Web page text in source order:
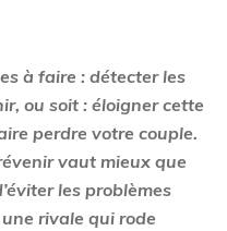
à faire : détecter les
ou soit : éloigner cette
perdre votre couple.
vaut mieux que
les problèmes
rivale qui rode